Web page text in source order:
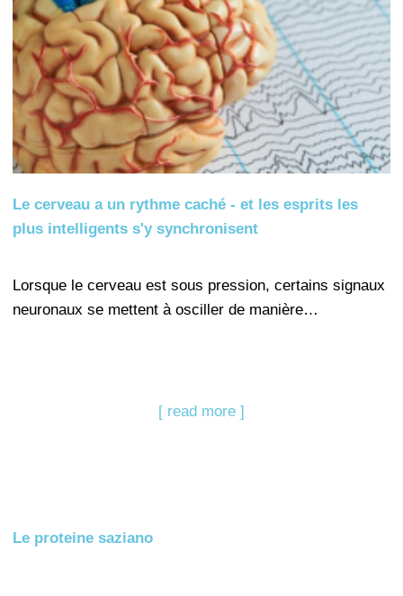
Le cerveau a un rythme caché - et les esprits les
plus intelligents s'y synchronisent
Lorsque le cerveau est sous pression, certains signaux
neuronaux se mettent à osciller de manière…
[ read more ]
Le proteine saziano